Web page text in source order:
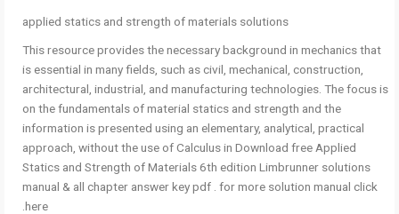
applied statics and strength of materials solutions
This resource provides the necessary background in mechanics that
is essential in many fields, such as civil, mechanical, construction,
architectural, industrial, and manufacturing technologies. The focus is
on the fundamentals of material statics and strength and the
information is presented using an elementary, analytical, practical
approach, without the use of Calculus in Download free Applied
Statics and Strength of Materials 6th edition Limbrunner solutions
manual & all chapter answer key pdf . for more solution manual click
here.